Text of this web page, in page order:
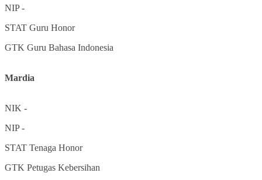
NIP-
STAT Guru Honor
GTK Guru Bahasa Indonesia
Mardia
NIK -
NIP-
STAT Tenaga Honor
GTK Petugas Kebersihan